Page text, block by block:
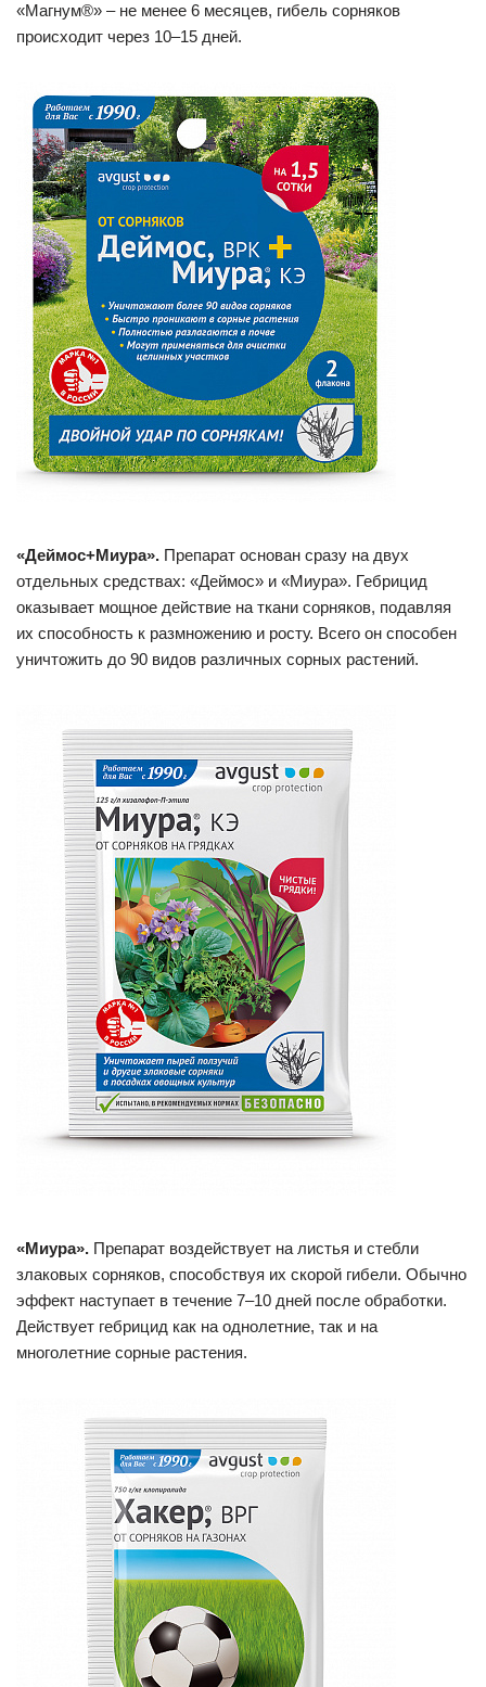
«Магнум®» – не менее 6 месяцев, гибель сорняков
происходит через 10–15 дней.
«Деймос+Миура». Препарат основан сразу на двух
отдельных средствах: «Деймос» и «Миура». Гебрицид
оказывает мощное действие на ткани сорняков, подавляя
их способность к размножению и росту. Всего он способен
уничтожить до 90 видов различных сорных растений.
«Миура». Препарат воздействует на листья и стебли
злаковых сорняков, способствуя их скорой гибели. Обычно
эффект наступает в течение 7–10 дней после обработки.
Действует гебрицид как на однолетние, так и на
многолетние сорные растения.